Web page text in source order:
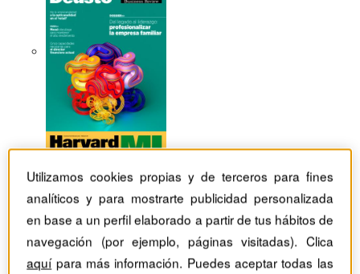
Utilizamos cookies propias y de terceros para fines
analíticos y para mostrarte publicidad personalizada
en base a un perfil elaborado a partir de tus hábitos de
navegación (por ejemplo, páginas visitadas). Clica
aquípara más información. Puedes aceptar todas las